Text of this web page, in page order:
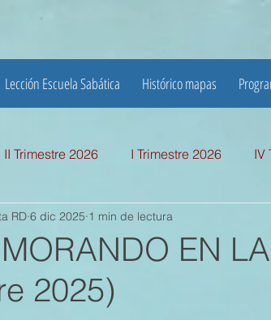
Lección Escuela Sabática Histórico mapas
II Trimestre 2026 I Trimestre 2026 IV
I TRIMESTRE 2025
IV TRIMESTRE 2023
EN
2025)
RD 6 dic 2025 1 min de lectura